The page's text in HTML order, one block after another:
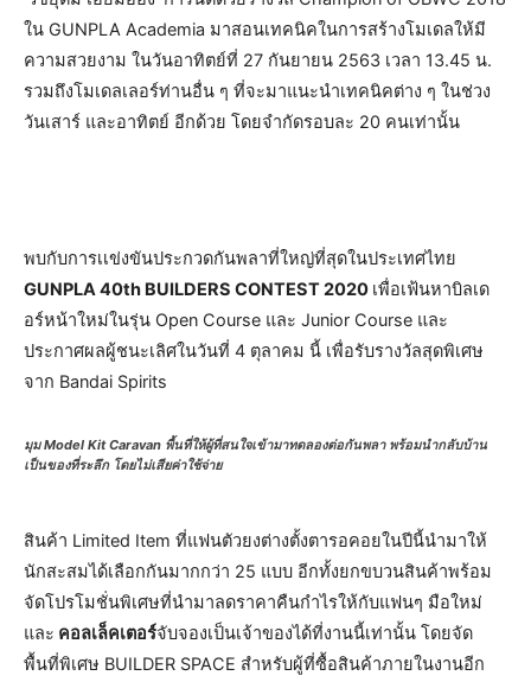
ใน GUNPLA Academia มาสอนเทคนิคในการสร้างโมเดลให้มี
ความสวยงาม ในวันอาทิตย์ที่ 27 กันยายน 2563 เวลา 13.45 น.
รวมถึงโมเดลเลอร์ท่านอื่น ๆ ที่จะมาแนะนำเทคนิคต่าง ๆ ในช่วง
วันเสาร์ และอาทิตย์ อีกด้วย โดยจำกัดรอบละ 20 คนเท่านั้น
พบกับการเเข่งขันประกวดกันพลาที่ใหญ่ที่สุดในประเทศไทย
GUNPLA 40th BUILDERS CONTEST 2020 เพื่อเฟ้นหาบิลเด
อร์หน้าใหม่ในรุ่น Open Course และ Junior Course และ
ประกาศผลผู้ชนะเลิศในวันที่ 4 ตุลาคม นี้ เพื่อรับรางวัลสุดพิเศษ
จาก Bandai Spirits
มุม Model Kit Caravan พื้นที่ให้ผู้ที่สนใจเข้ามาทดลองต่อกันพลา พร้อมนำกลับบ้าน
เป็นของที่ระลึก โดยไม่เสียค่าใช้จ่าย
สินค้า Limited Item ที่แฟนตัวยงต่างตั้งตารอคอยในปีนี้นำมาให้
นักสะสมได้เลือกกันมากกว่า 25 แบบ อีกทั้งยกขบวนสินค้าพร้อม
จัดโปรโมชั่นพิเศษที่นำมาลดราคาคืนกำไรให้กับแฟนๆ มือใหม่
และ คอลเล็คเตอร์จับจองเป็นเจ้าของได้ที่งานนี้เท่านั้น โดยจัด
พื้นที่พิเศษ BUILDER SPACE สำหรับผู้ที่ซื้อสินค้าภายในงานอีก